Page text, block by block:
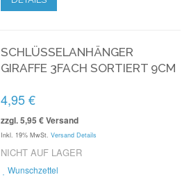
SCHLÜSSELANHÄNGER
GIRAFFE 3FACH SORTIERT 9CM
4,95 €
zzgl. 5,95 € Versand
Inkl. 19% MwSt. Versand Details
NICHT AUF LAGER
Wunschzettel